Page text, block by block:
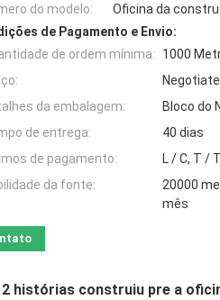
do modelo:
Oficina da
de Pagamento e Envio:
de ordem mínima:
1000
Negotiate
da embalagem:
Bloco do
de entrega:
40 dias
de pagamento:
L / C, T / T
da fonte:
20000
mês
histórias construiu pre a